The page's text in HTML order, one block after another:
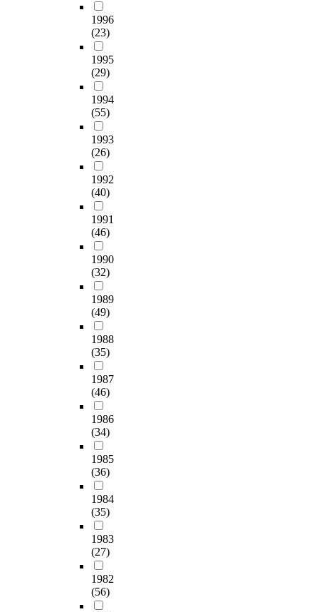
1996
(23)
1995
(29)
1994
(55)
1993
(26)
1992
(40)
1991
(46)
1990
(32)
1989
(49)
1988
(35)
1987
(46)
1986
(34)
1985
(36)
1984
(35)
1983
(27)
1982
(56)